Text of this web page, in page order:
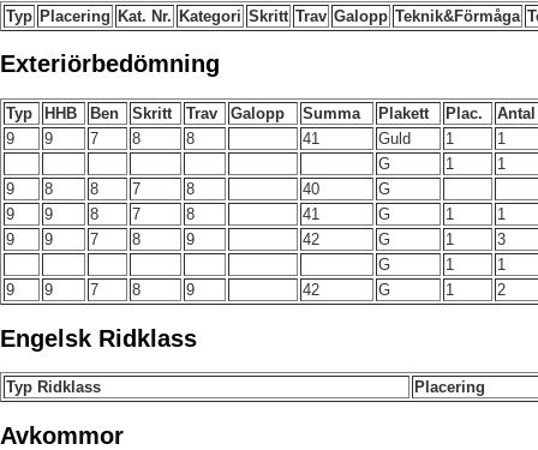
Typ Placering Kat. Nr. Kategori Skritt Trav Galopp Teknik&Förmåga
Exteriörbedömning
Typ HHB Ben Skritt Trav Galopp Summa Plakett Plac.
Antal
9
9 7 8 8 41 Guld 1
1
G
1
1
9
8 8 7 8 40
G
9
9 8 7 8 41 G 1
1
9
9 7 8 9 42 G 1
3
G
1
1
9
9 7 8 9 42 G 1 2
Engelsk Ridklass
Typ Ridklass Placering
Avkommor